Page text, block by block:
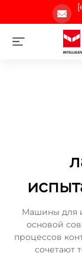
Машины для
основой
процессов
сочетают